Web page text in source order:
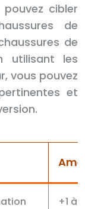
cibler
de
de
utilisant les
vous pouvez
et
+1 à